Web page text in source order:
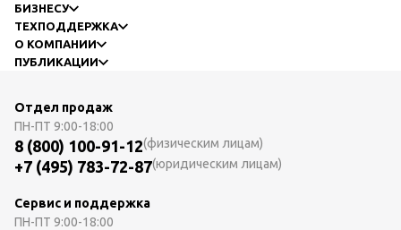
БИЗНЕСУ
ТЕХПОДДЕРЖКА
О КОМПАНИИ
ПУБЛИКАЦИИ
Отдел продаж
ПН-ПТ 9:00-18:00
8 (800) 100-91-12(физическим лицам)
+7 (495) 783-72-87(юридическим лицам)
Сервис и поддержка
ПН-ПТ 9:00-18:00